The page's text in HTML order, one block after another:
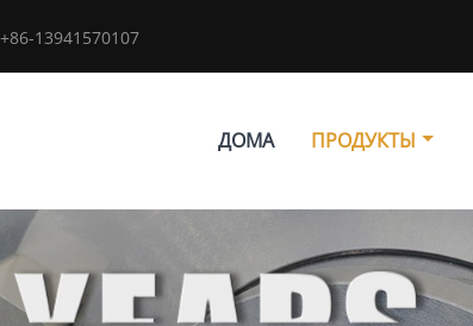
13941570107
ДОМА ПРОДУКТЫ